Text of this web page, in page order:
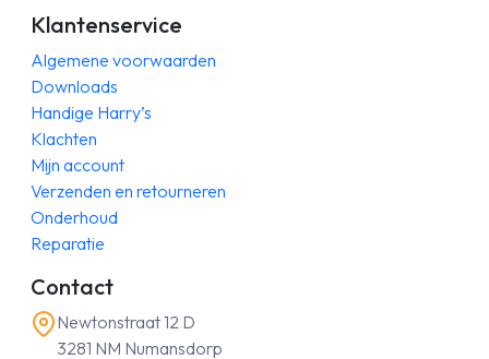
Klantenservice
Algemene voorwaarden
Downloads
Handige Harry’s
Klachten
Mijn account
Verzenden en retourneren
Onderhoud
Reparatie
Contact
Newtonstraat 12 D
3281 NM Numansdorp